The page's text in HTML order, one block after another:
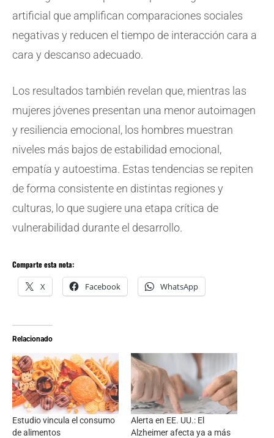
artificial que amplifican comparaciones sociales
negativas y reducen el tiempo de interacción cara a
cara y descanso adecuado.
Los resultados también revelan que, mientras las
mujeres jóvenes presentan una menor autoimagen
y resiliencia emocional, los hombres muestran
niveles más bajos de estabilidad emocional,
empatía y autoestima. Estas tendencias se repiten
de forma consistente en distintas regiones y
culturas, lo que sugiere una etapa crítica de
vulnerabilidad durante el desarrollo.
Comparte esta nota:
X Facebook WhatsApp
Relacionado
Estudio vincula el consumo
de alimentos
Alerta en EE. UU.: El
Alzheimer afecta ya a más